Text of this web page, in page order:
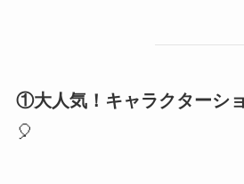
①大人気！キャラクターシ
🎈